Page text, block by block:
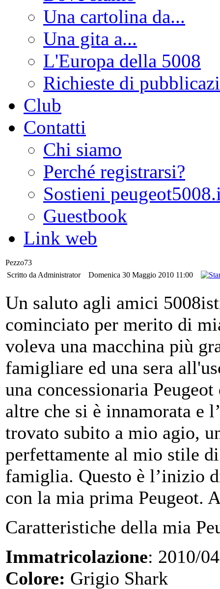
Una cartolina da...
Una gita a...
L'Europa della 5008
Richieste di
Club
Contatti
Chi siamo
Perché registrarsi?
Sostieni
Guestbook
Link web
Pezzo73
Scritto da Administrator
Domenica 30 Maggio 2010 11:00
Un saluto agli amici
cominciato per merito di
voleva una macchina più
famigliare ed una sera
una concessionaria
altre che si è innamorata e
trovato subito a mio agio,
perfettamente al mio stile
famiglia. Questo è l’inizio
con la mia prima Peugeot.
Caratteristiche della mia
Immatricolazione: 2010/04
Colore: Grigio Shark